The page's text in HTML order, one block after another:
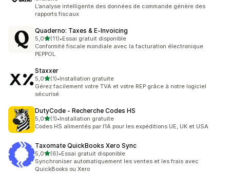
L’analyse intelligente des données de commande génère des
rapports fiscaux
Quaderno: Taxes & E‑Invoicing
5,0étoile(s) sur 5
(11)
11 avis au total
•Essai gratuit disponible
Conformité fiscale mondiale avec la facturation électronique
PEPPOL
Staxxer
5,0étoile(s) sur 5
(1)
1 avis au total
•Installation gratuite
Gérez facilement votre TVA et votre REP grâce à notre logiciel
sécurisé
DutyCode ‑ Recherche Codes HS
5,0étoile(s) sur 5
(1)
1 avis au total
•Installation gratuite
Codes HS alimentés par l’IA pour les expéditions UE, UK et USA
Taxomate QuickBooks Xero Sync
5,0étoile(s) sur 5
(6)
6 avis au total
•Essai gratuit disponible
Synchroniser automatiquement les ventes et les frais avec
QuickBooks ou Xero